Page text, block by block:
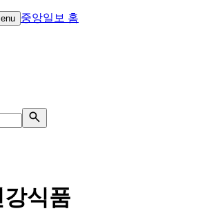
중앙일보 홈
식품